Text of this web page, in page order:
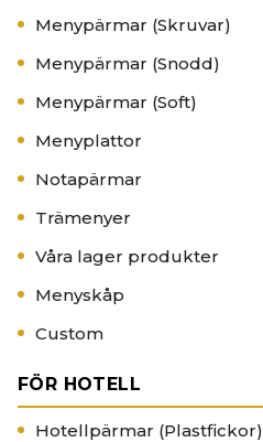
Menypärmar (Skruvar)
Menypärmar (Snodd)
Menypärmar (Soft)
Menyplattor
Notapärmar
Trämenyer
Våra lager produkter
Menyskåp
Custom
FÖR HOTELL
Hotellpärmar (Plastfickor)